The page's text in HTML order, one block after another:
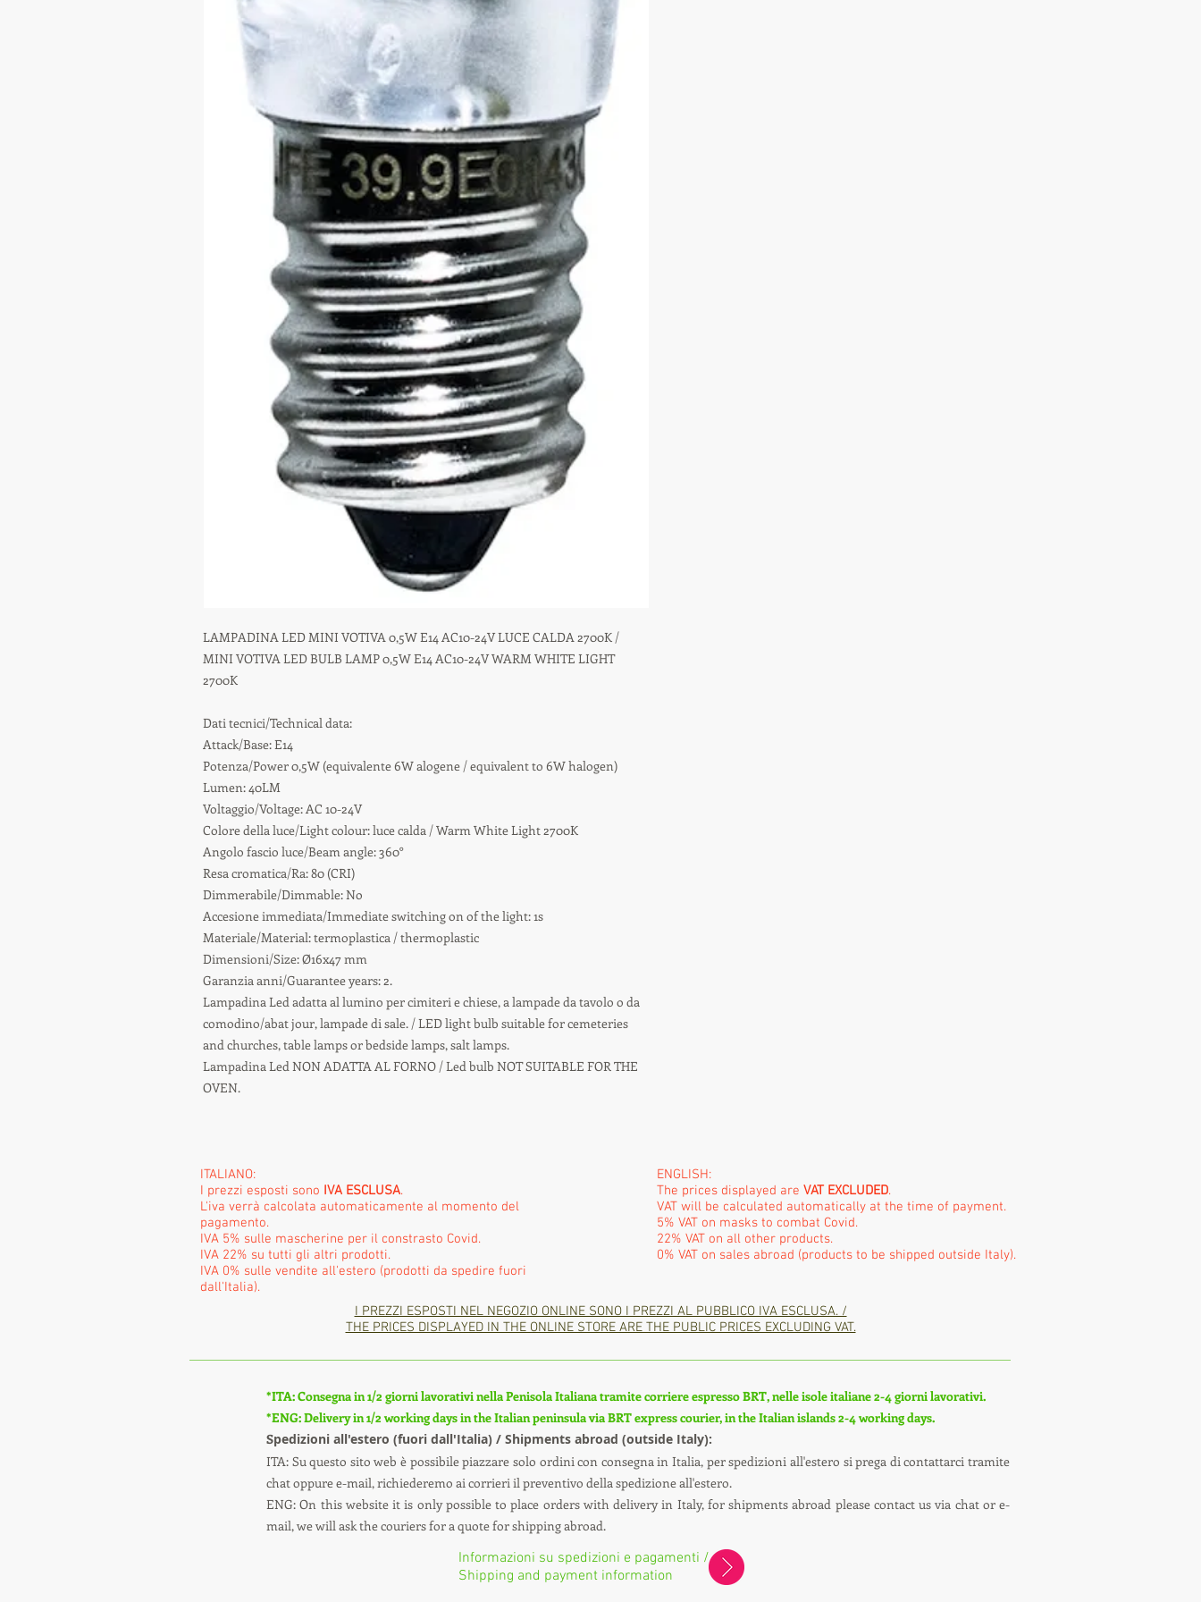
LAMPADINA LED MINI VOTIVA 0,5W E14 AC10-24V LUCE CALDA 2700K /
MINI VOTIVA LED BULB LAMP 0,5W E14 AC10-24V WARM WHITE LIGHT
2700K
Dati tecnici/Technical data:
Attack/Base: E14
Potenza/Power 0,5W (equivalente 6W alogene / equivalent to 6W halogen)
Lumen: 40LM
Voltaggio/Voltage: AC 10-24V
Colore della luce/Light colour: luce calda / Warm White Light 2700K
Angolo fascio luce/Beam angle: 360°
Resa cromatica/Ra: 80 (CRI)
Dimmerabile/Dimmable: No
Accesione immediata/Immediate switching on of the light: 1s
Materiale/Material: termoplastica / thermoplastic
Dimensioni/Size: Ø16x47 mm
Garanzia anni/Guarantee years: 2.
Lampadina Led adatta al lumino per cimiteri e chiese, a lampade da tavolo o da
comodino/abat jour, lampade di sale. / LED light bulb suitable for cemeteries
and churches, table lamps or bedside lamps, salt lamps.
Lampadina Led NON ADATTA AL FORNO / Led bulb NOT SUITABLE FOR THE
OVEN.
ITALIANO:
I prezzi esposti sono IVA ESCLUSA.
L'iva verrà calcolata automaticamente al momento del
pagamento.
IVA 5% sulle mascherine per il constrasto Covid.
IVA 22% su tutti gli altri prodotti.
IVA 0% sulle vendite all'estero (prodotti da spedire fuori
dall'Italia).
ENGLISH:
The prices displayed are VAT EXCLUDED.
VAT will be calculated automatically at the time of payment.
5% VAT on masks to combat Covid.
22% VAT on all other products.
0% VAT on sales abroad (products to be shipped outside Italy).
I PREZZI ESPOSTI NEL NEGOZIO ONLINE SONO I PREZZI AL PUBBLICO IVA ESCLUSA. /
THE PRICES DISPLAYED IN THE ONLINE STORE ARE THE PUBLIC PRICES EXCLUDING VAT.
*ITA: Consegna in 1/2 giorni lavorativi nella Penisola Italiana tramite corriere espresso BRT, nelle isole italiane 2-4 giorni lavorativi.
*ENG: Delivery in 1/2 working days in the Italian peninsula via BRT express courier, in the Italian islands 2-4 working days.
Spedizioni all'estero (fuori dall'Italia) / Shipments abroad (outside Italy):
ITA: Su questo sito web è possibile piazzare solo ordini con consegna in Italia, per spedizioni all'estero si prega di contattarci tramite
chat oppure e-mail, richiederemo ai corrieri il preventivo della spedizione all'estero.
ENG: On this website it is only possible to place orders with delivery in Italy, for shipments abroad please contact us via chat or e-
mail, we will ask the couriers for a quote for shipping abroad.
Informazioni su spedizioni e pagamenti /
Shipping and payment information